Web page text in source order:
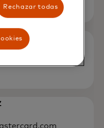
Rechazar todas